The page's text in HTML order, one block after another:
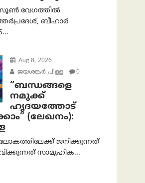
വേഗത്തിൽ
ബീഹാർ
Aug 8, 2026
ജയശങ്കര്‍ പിള്ള
0
“ബന്ധങ്ങളെ
നമുക്ക്
ഹൃദയത്തോട്
(ലേഖനം):
ജനിക്കുന്നത്
സാമൂഹിക...